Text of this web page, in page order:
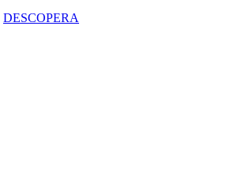
DESCOPERA